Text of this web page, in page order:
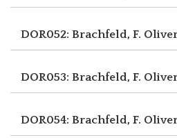
DOR052: Brachfeld, F.
DOR053: Brachfeld, F.
DOR054: Brachfeld, F.